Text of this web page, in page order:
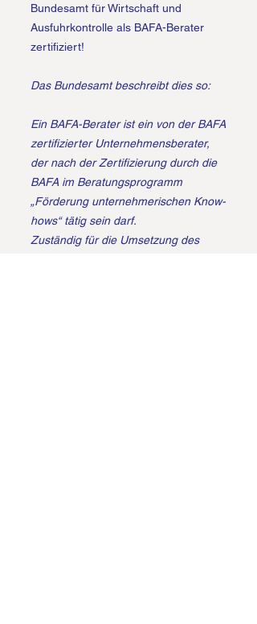
Bundesamt für Wirtschaft und
Ausfuhrkontrolle als BAFA-Berater
zertifiziert!
Das Bundesamt beschreibt dies so:
Ein BAFA-Berater ist ein von der BAFA
zertifizierter Unternehmensberater,
der nach der Zertifizierung durch die
BAFA im Beratungsprogramm
„Förderung unternehmerischen Know-
hows“ tätig sein darf.
Zuständig für die Umsetzung des